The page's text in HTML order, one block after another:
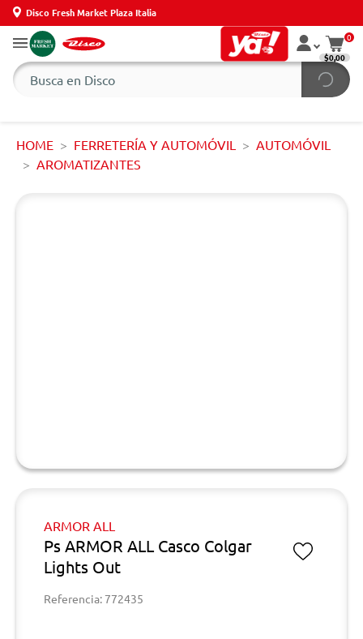
Disco Fresh Market Plaza Italia
0
$0,00
HOME FERRETERÍA Y AUTOMÓVIL
AUTOMÓVIL
AROMATIZANTES
ARMOR ALL
Ps ARMOR ALL Casco Colgar
Lights Out
Referencia: 772435